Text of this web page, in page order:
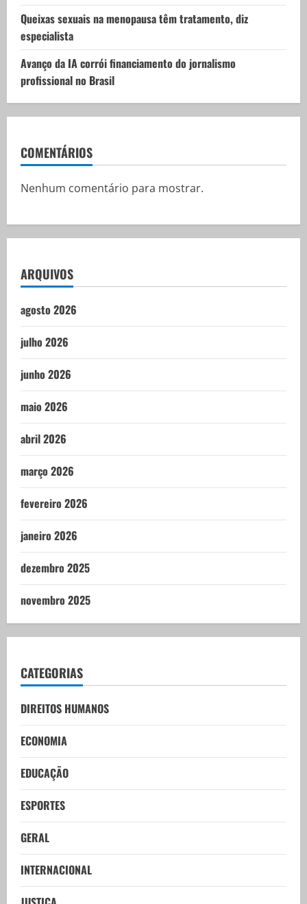
Queixas sexuais na menopausa têm tratamento, diz
especialista
Avanço da IA corrói financiamento do jornalismo
profissional no Brasil
COMENTÁRIOS
Nenhum comentário para mostrar.
ARQUIVOS
agosto 2026
julho 2026
junho 2026
maio 2026
abril 2026
março 2026
fevereiro 2026
janeiro 2026
dezembro 2025
novembro 2025
CATEGORIAS
DIREITOS HUMANOS
ECONOMIA
EDUCAÇÃO
ESPORTES
GERAL
INTERNACIONAL